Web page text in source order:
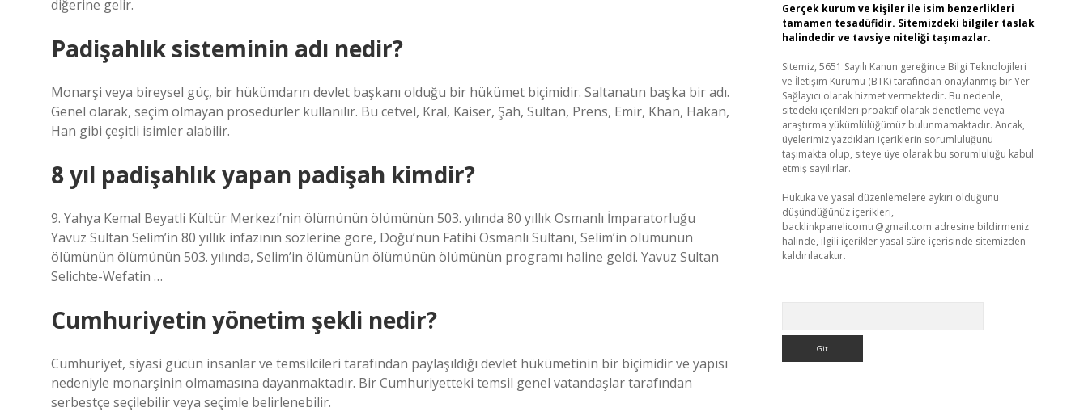
diğerine gelir.
Padişahlık sisteminin adı nedir?
Monarşi veya bireysel güç, bir hükümdarın devlet başkanı olduğu bir hükümet biçimidir. Saltanatın başka bir adı.
Genel olarak, seçim olmayan prosedürler kullanılır. Bu cetvel, Kral, Kaiser, Şah, Sultan, Prens, Emir, Khan, Hakan,
Han gibi çeşitli isimler alabilir.
8 yıl padişahlık yapan padişah kimdir?
9. Yahya Kemal Beyatli Kültür Merkezi’nin ölümünün ölümünün 503. yılında 80 yıllık Osmanlı İmparatorluğu
Yavuz Sultan Selim’in 80 yıllık infazının sözlerine göre, Doğu’nun Fatihi Osmanlı Sultanı, Selim’in ölümünün
ölümünün ölümünün 503. yılında, Selim’in ölümünün ölümünün ölümünün programı haline geldi. Yavuz Sultan
Selichte-Wefatin …
Cumhuriyetin yönetim şekli nedir?
Cumhuriyet, siyasi gücün insanlar ve temsilcileri tarafından paylaşıldığı devlet hükümetinin bir biçimidir ve yapısı
nedeniyle monarşinin olmamasına dayanmaktadır. Bir Cumhuriyetteki temsil genel vatandaşlar tarafından
serbestçe seçilebilir veya seçimle belirlenebilir.
Gerçek kurum ve kişiler ile isim benzerlikleri
tamamen tesadüfidir. Sitemizdeki bilgiler taslak
halindedir ve tavsiye niteliği taşımazlar.
Sitemiz, 5651 Sayılı Kanun gereğince Bilgi Teknolojileri
ve İletişim Kurumu (BTK) tarafından onaylanmış bir Yer
Sağlayıcı olarak hizmet vermektedir. Bu nedenle,
sitedeki içerikleri proaktif olarak denetleme veya
araştırma yükümlülüğümüz bulunmamaktadır. Ancak,
üyelerimiz yazdıkları içeriklerin sorumluluğunu
taşımakta olup, siteye üye olarak bu sorumluluğu kabul
etmiş sayılırlar.
Hukuka ve yasal düzenlemelere aykırı olduğunu
düşündüğünüz içerikleri,
backlinkpanelicomtr@gmail.com adresine bildirmeniz
halinde, ilgili içerikler yasal süre içerisinde sitemizden
kaldırılacaktır.